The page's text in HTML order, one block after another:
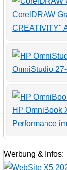
CorelDRAW
CREATIVITY"
OmniStudio
HP OmniBook
Performance
Werbung & Infos: